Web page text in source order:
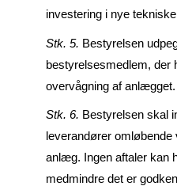
investering i nye
Stk. 5. Bestyrelsen
bestyrelsesmedlem, der
over­vågning af anlægget.
Stk. 6. Bestyrelsen skal
leverandører omløbende
anlæg. Ingen aftaler kan
med­mindre det er